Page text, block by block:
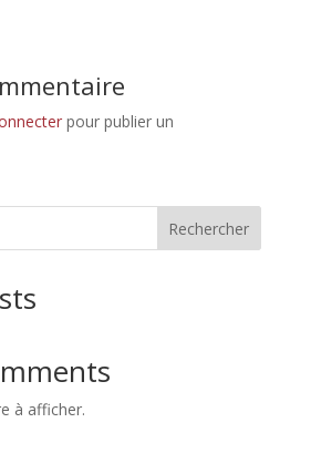
pour publier un
Rechercher
à afficher.